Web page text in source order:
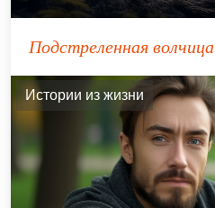
Подстреленная волчица
Истории из жизни